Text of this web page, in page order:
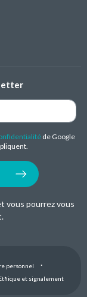
de Google
vous pourrez vous
personnel
et signalement